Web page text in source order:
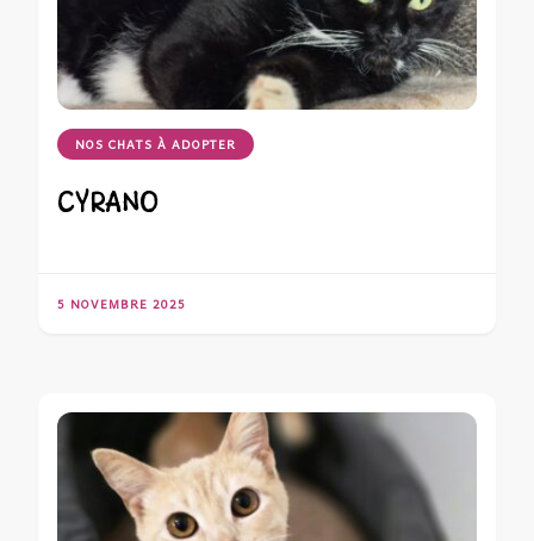
NOS CHATS À ADOPTER
CYRANO
5 NOVEMBRE 2025